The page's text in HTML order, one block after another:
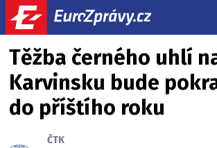
Těžba černého uhlí
Karvinsku bude
do příštího roku
ČTK